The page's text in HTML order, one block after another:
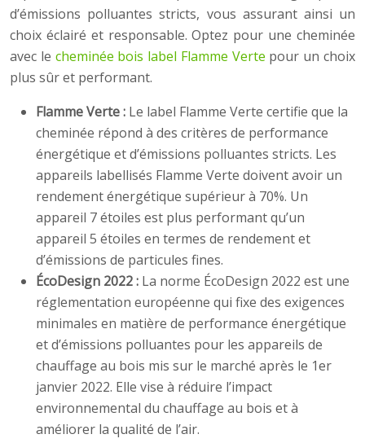
d’émissions polluantes stricts, vous assurant ainsi un
choix éclairé et responsable. Optez pour une cheminée
avec le cheminée bois label Flamme Verte pour un choix
plus sûr et performant.
Flamme Verte : Le label Flamme Verte certifie que la
cheminée répond à des critères de performance
énergétique et d’émissions polluantes stricts. Les
appareils labellisés Flamme Verte doivent avoir un
rendement énergétique supérieur à 70%. Un
appareil 7 étoiles est plus performant qu’un
appareil 5 étoiles en termes de rendement et
d’émissions de particules fines.
ÉcoDesign 2022 : La norme ÉcoDesign 2022 est une
réglementation européenne qui fixe des exigences
minimales en matière de performance énergétique
et d’émissions polluantes pour les appareils de
chauffage au bois mis sur le marché après le 1er
janvier 2022. Elle vise à réduire l’impact
environnemental du chauffage au bois et à
améliorer la qualité de l’air.